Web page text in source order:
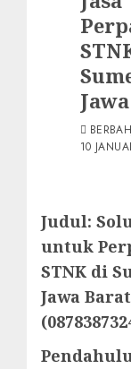
10
Judul:
untuk
STNK di
Jawa Barat